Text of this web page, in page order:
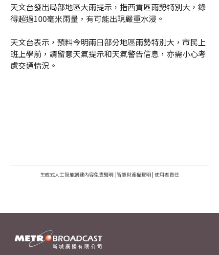
天文台發出局部地區大雨提示，指西貢區雨勢特別大，錄
得超過100毫米雨量，有可能出現嚴重水浸。
天文台表示，預料今明兩日部分地區雨勢特別大，市民上
班上學前，請留意天氣提示和天氣警告信息，亦需小心考
慮交通情況。
生成式人工智能創建內容免責聲明 | 智慧財產權聲明 | 使用者責任